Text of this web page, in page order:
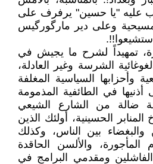
عليه "يا حسين" يرفرف على
وعلى دير مارگورگیس
تمهيداً لشرح ما يجيش في
الشرسة وغير العادلة،
وأحزابها السياسية المغلفة
أذنيها في الطائفية المذمومة
ضالة من الشارع الشيعي
الحسينية، أولئك الذين
بين الناس، وكذلك
والألسن الحاقدة
ومقدمي البرامج في